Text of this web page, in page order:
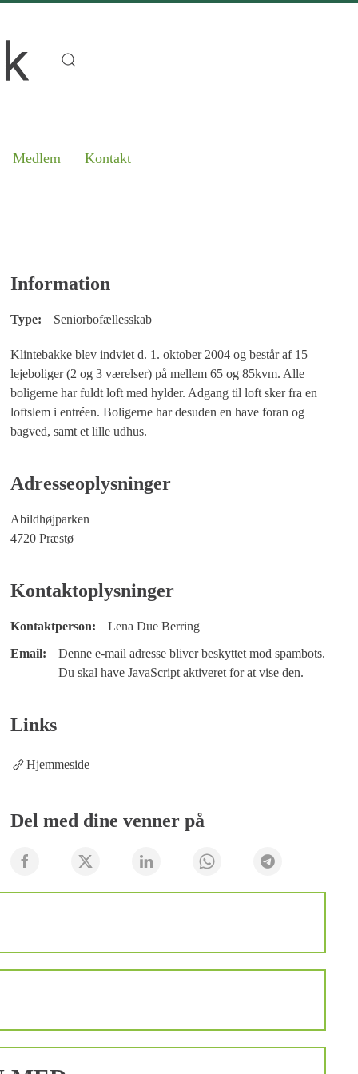
Medlem Kontakt
Information
Type: Seniorbofællesskab
Klintebakke blev indviet d. 1. oktober 2004 og består af 15
lejeboliger (2 og 3 værelser) på mellem 65 og 85kvm. Alle
boligerne har fuldt loft med hylder. Adgang til loft sker fra en
loftslem i entréen. Boligerne har desuden en have foran og
bagved, samt et lille udhus.
Adresseoplysninger
Abildhøjparken
4720 Præstø
Kontaktoplysninger
Kontaktperson:
Lena Due Berring
Email:
Denne e-mail adresse bliver beskyttet mod spambots.
Du skal have JavaScript aktiveret for at vise den.
Links
Hjemmeside
Del med dine venner på